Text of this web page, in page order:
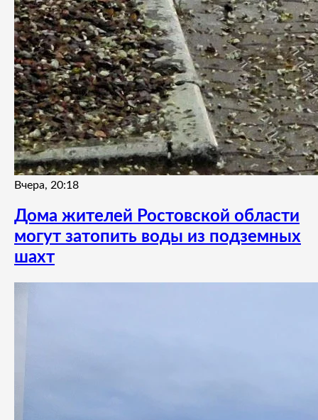
Вчера, 20:18
Дома жителей Ростовской области
могут затопить воды из подземных
шахт